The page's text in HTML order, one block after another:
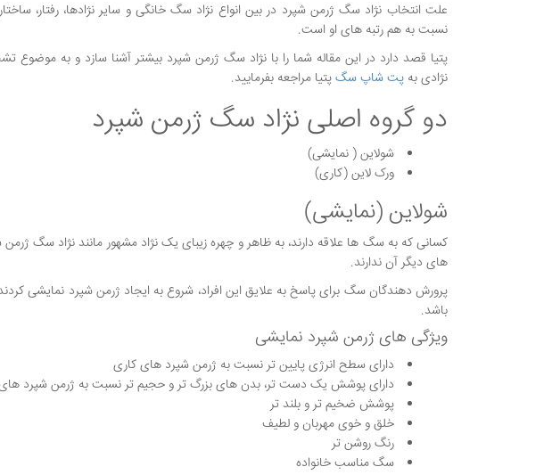
علت انتخاب نژاد سگ ژرمن شپرد در بین انواع نژاد سگ خانگی و سایر نژادها، رفتار،
نسبت به هم رتبه های او است.
پتیا قصد دارد در این مقاله شما را با نژاد سگ ژرمن شپرد بیشتر آشنا سازد و به
نژادی به پت شاپ سگپتیا مراجعه بفرمایید.
دو گروه اصلی نژاد سگ ژرمن شپرد
شولاین ( نمایشی)
ورک لاین (کاری)
شولاین (نمایشی)
کسانی که به سگ ها علاقه دارند، به ظاهر و چهره زیبای یک نژاد مشهور مانند نژاد سگ
های دیگر آن ندارند.
پرورش دهندگان سگ برای پاسخ به علایق این افراد، شروع به ایجاد ژرمن شپرد نمایشی
باشد.
ویژگی های ژرمن شپرد نمایشی
دارای سطح انرژی پایین تر نسبت به ژرمن شپرد های کاری
دارای پوشش یک دست تر، بدن های بزرگ تر و حجیم تر نسبت به ژرمن شپرد
پوشش ضخیم تر و بلند تر
خلق و خوی مهربان و لطیف
رنگ روشن تر
سگ مناسب خانواده